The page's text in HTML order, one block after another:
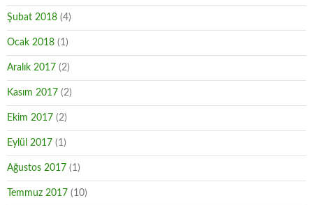
Şubat 2018 (4)
Ocak 2018 (1)
Aralık 2017 (2)
Kasım 2017 (2)
Ekim 2017 (2)
Eylül 2017 (1)
Ağustos 2017 (1)
Temmuz 2017 (10)